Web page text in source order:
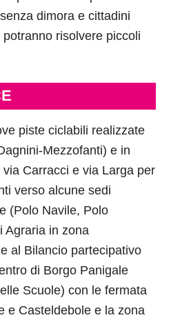
dimora e cittadini
risolvere piccoli
piste ciclabili realizzate
Mezzofanti) e in
Carracci e via Larga per
verso alcune sedi
(Polo Navile, Polo
Agraria in zona
al Bilancio partecipativo
di Borgo Panigale
Scuole) con le fermata
e Casteldebole e la zona